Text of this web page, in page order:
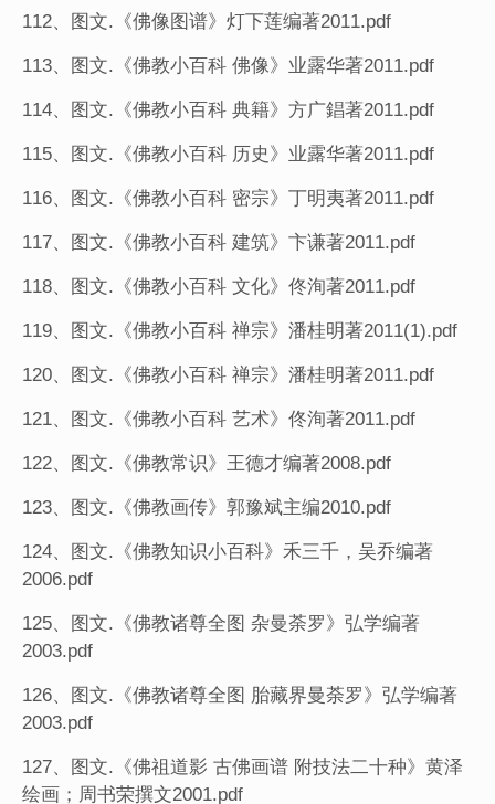
112、图文.《佛像图谱》灯下莲编著2011.pdf
113、图文.《佛教小百科 佛像》业露华著2011.pdf
114、图文.《佛教小百科 典籍》方广錩著2011.pdf
115、图文.《佛教小百科 历史》业露华著2011.pdf
116、图文.《佛教小百科 密宗》丁明夷著2011.pdf
117、图文.《佛教小百科 建筑》卞谦著2011.pdf
118、图文.《佛教小百科 文化》佟洵著2011.pdf
119、图文.《佛教小百科 禅宗》潘桂明著2011(1).pdf
120、图文.《佛教小百科 禅宗》潘桂明著2011.pdf
121、图文.《佛教小百科 艺术》佟洵著2011.pdf
122、图文.《佛教常识》王德才编著2008.pdf
123、图文.《佛教画传》郭豫斌主编2010.pdf
124、图文.《佛教知识小百科》禾三千，吴乔编著
2006.pdf
125、图文.《佛教诸尊全图 杂曼荼罗》弘学编著
2003.pdf
126、图文.《佛教诸尊全图 胎藏界曼荼罗》弘学编著
2003.pdf
127、图文.《佛祖道影 古佛画谱 附技法二十种》黄泽
绘画；周书荣撰文2001.pdf